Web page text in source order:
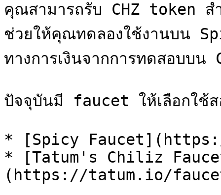
คุณสามารถรับ CHZ token
ช่วยให้คุณทดลองใช้งานบน
ทางการเงินจากการทดสอบ
ปัจจุบันมี faucet ให้เลือกใช้
* [Spicy
* [Tatum's Chiliz
(https://tatum.io/